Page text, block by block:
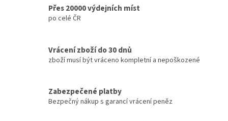
Přes 20000 výdejních míst
po celé ČR
Vrácení zboží do 30 dnů
zboží musí být vráceno kompletní a nepoškozené
Zabezpečené platby
Bezpečný nákup s garancí vrácení peněz